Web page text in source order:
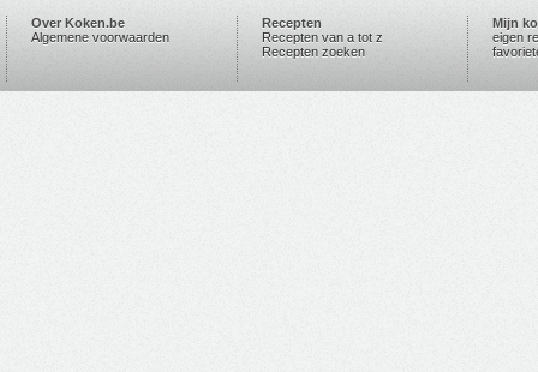
Over Koken.be
Algemene voorwaarden
Recepten
Recepten van a tot z
Recepten zoeken
Mijn
eigen